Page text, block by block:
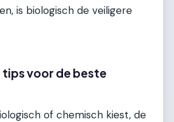
is biologisch de veiligere
tips voor de beste
of chemisch kiest, de